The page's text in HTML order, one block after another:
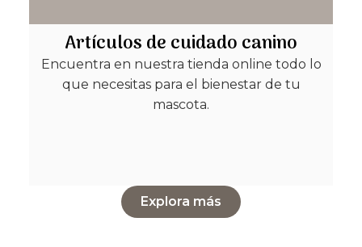
Artículos de cuidado canino
Encuentra en nuestra tienda online todo lo
que necesitas para el bienestar de tu
mascota.
Explora más